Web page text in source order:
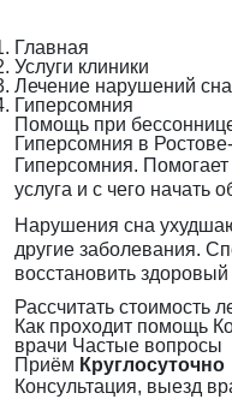
Главная
Услуги клиники
Лечение нарушений сна
Гиперсомния
Помощь при
Гиперсомния в
Гиперсомния. Помогает
услуга и с чего начать
Нарушения сна
другие заболевания.
восстановить здоровый
Рассчитать стоимость
Как проходит помощь
врачи Частые вопросы
Приём Круглосуточно
Консультация, выезд